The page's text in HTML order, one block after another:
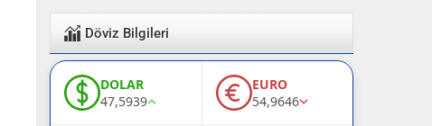
Döviz Bilgileri
DOLAR
47,5939
EURO
54,9646